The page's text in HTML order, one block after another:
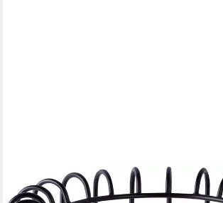
KAYOOM
Kerzenhalter Kerzenständer Malibu 225 (1 St)